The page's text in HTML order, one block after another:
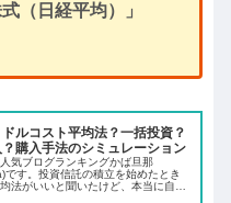
（日経平均）」
ドルコスト平均法？一括投資？
購入手法のシミュレーション
気ブログランキングかば旦那
す。投資信託の積立を始めたとき
法がいいと聞いたけど、本当に自分